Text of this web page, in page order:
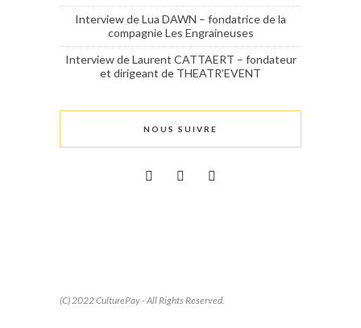
Interview de Lua DAWN – fondatrice de la
compagnie Les Engraineuses
Interview de Laurent CATTAERT – fondateur
et dirigeant de THEATR’EVENT
NOUS SUIVRE
(C) 2022 CulturePay - All Rights Reserved.